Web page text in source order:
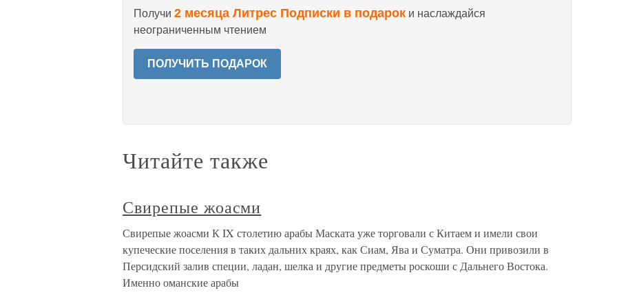
Получи 2 месяца Литрес Подписки в подарок и наслаждайся
неограниченным чтением
ПОЛУЧИТЬ ПОДАРОК
Читайте также
Свирепые жоасми
Свирепые жоасми К IX столетию арабы Маската уже торговали с Китаем и имели свои
купеческие поселения в таких дальних краях, как Сиам, Ява и Суматра. Они привозили в
Персидский залив специи, ладан, шелка и другие предметы роскоши с Дальнего Востока.
Именно оманские арабы